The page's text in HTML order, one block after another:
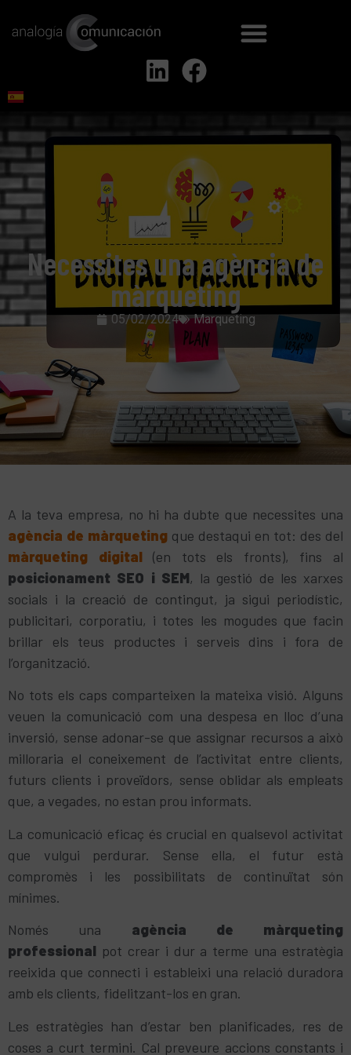
Necessites una agència de
màrqueting
05/02/2024 Marqueting
A la teva empresa, no hi ha dubte que necessites una
agència de màrqueting que destaqui en tot: des del
màrqueting digital(en tots els fronts), fins al
posicionament SEO i SEM, la gestió de les xarxes
socials i la creació de contingut, ja sigui periodístic,
publicitari, corporatiu, i totes les mogudes que facin
brillar els teus productes i serveis dins i fora de
l’organització.
No tots els caps comparteixen la mateixa visió. Alguns
veuen la comunicació com una despesa en lloc d’una
inversió, sense adonar-se que assignar recursos a això
milloraria el coneixement de l’activitat entre clients,
futurs clients i proveïdors, sense oblidar als empleats
que, a vegades, no estan prou informats.
La comunicació eficaç és crucial en qualsevol activitat
que vulgui perdurar. Sense ella, el futur està
compromès i les possibilitats de continuïtat són
mínimes.
Només una agència de màrqueting
professional pot crear i dur a terme una estratègia
reeixida que connecti i estableixi una relació duradora
amb els clients, fidelitzant-los en gran.
Les estratègies han d’estar ben planificades, res de
coses a curt termini. Cal preveure accions constants i